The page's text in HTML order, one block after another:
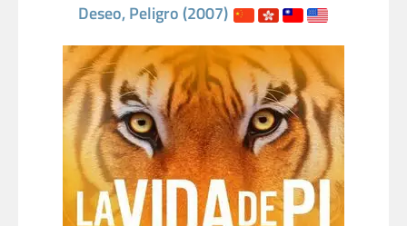
Deseo, Peligro (2007)